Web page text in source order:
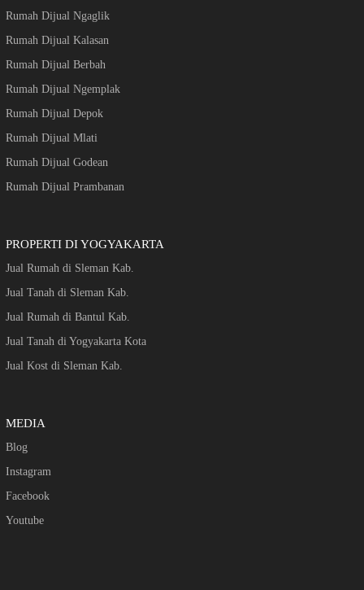
Rumah Dijual Ngaglik
Rumah Dijual Kalasan
Rumah Dijual Berbah
Rumah Dijual Ngemplak
Rumah Dijual Depok
Rumah Dijual Mlati
Rumah Dijual Godean
Rumah Dijual Prambanan
PROPERTI DI YOGYAKARTA
Jual Rumah di Sleman Kab.
Jual Tanah di Sleman Kab.
Jual Rumah di Bantul Kab.
Jual Tanah di Yogyakarta Kota
Jual Kost di Sleman Kab.
MEDIA
Blog
Instagram
Facebook
Youtube